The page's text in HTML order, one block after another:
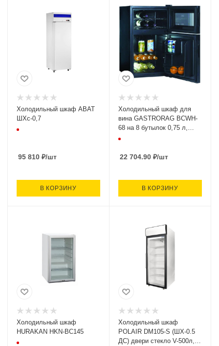
Холодильный шкаф ABAT
ШХс-0,7
95 810 ₽/шт
В КОРЗИНУ
Холодильный шкаф для
вина GASTRORAG BCWH-
68 на 8 бутылок 0,75 л,
(+8..+18С), 430х520х740,
22 704.90 ₽/шт
В КОРЗИНУ
Холодильный шкаф
HURAKAN HKN-BC145
Холодильный шкаф
POLAIR DM105-S (ШХ-0.5
ДС) двери стекло V-500л,